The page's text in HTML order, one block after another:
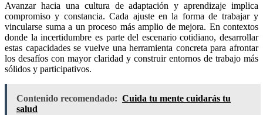
Avanzar hacia una cultura de adaptación y aprendizaje implica
compromiso y constancia. Cada ajuste en la forma de trabajar y
vincularse suma a un proceso más amplio de mejora. En contextos
donde la incertidumbre es parte del escenario cotidiano, desarrollar
estas capacidades se vuelve una herramienta concreta para afrontar
los desafíos con mayor claridad y construir entornos de trabajo más
sólidos y participativos.
Contenido recomendado: Cuida tu mente cuidarás tu
salud